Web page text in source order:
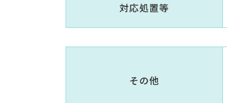
対応処置等
その他